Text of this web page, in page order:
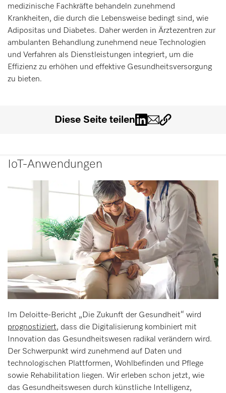
medizinische Fachkräfte behandeln zunehmend
Krankheiten, die durch die Lebensweise bedingt sind, wie
Adipositas und Diabetes. Daher werden in Ärztezentren zur
ambulanten Behandlung zunehmend neue Technologien
und Verfahren als Dienstleistungen integriert, um die
Effizienz zu erhöhen und effektive Gesundheitsversorgung
zu bieten.
Diese Seite teilen
IoT-Anwendungen
Im Deloitte-Bericht „Die Zukunft der Gesundheit“ wird
prognostiziert, dass die Digitalisierung kombiniert mit
Innovation das Gesundheitswesen radikal verändern wird.
Der Schwerpunkt wird zunehmend auf Daten und
technologischen Plattformen, Wohlbefinden und Pflege
sowie Rehabilitation liegen. Wir erleben schon jetzt, wie
das Gesundheitswesen durch künstliche Intelligenz,